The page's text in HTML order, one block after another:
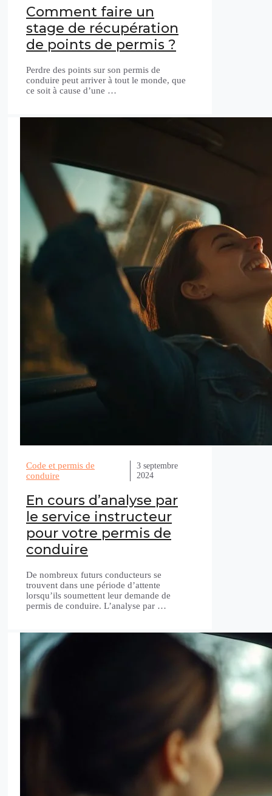
Comment faire un
stage de récupération
de points de permis ?
Perdre des points sur son permis de
conduire peut arriver à tout le monde, que
ce soit à cause d’une …
Code et permis de
conduire
3 septembre
2024
En cours d’analyse par
le service instructeur
pour votre permis de
conduire
De nombreux futurs conducteurs se
trouvent dans une période d’attente
lorsqu’ils soumettent leur demande de
permis de conduire. L’analyse par …